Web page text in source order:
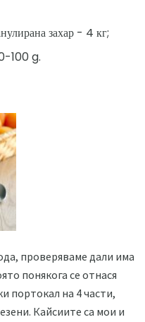
захар - 4 кг;
100 g.
проверяваме дали има
понякога се отнася
портокал на 4 части,
Кайсиите са мои и